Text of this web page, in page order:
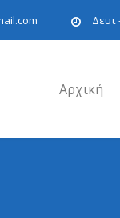
Δευτ
Αρχική